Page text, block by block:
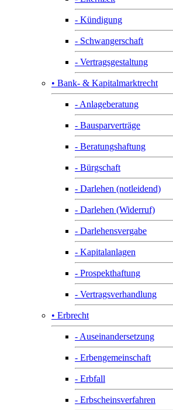
- Kündigung
- Schwangerschaft
- Vertragsgestaltung
• Bank- & Kapitalmarktrecht
- Anlageberatung
- Bausparverträge
- Beratungshaftung
- Bürgschaft
- Darlehen (notleidend)
- Darlehen (Widerruf)
- Darlehensvergabe
- Kapitalanlagen
- Prospekthaftung
- Vertragsverhandlung
• Erbrecht
- Auseinandersetzung
- Erbengemeinschaft
- Erbfall
- Erbscheinsverfahren